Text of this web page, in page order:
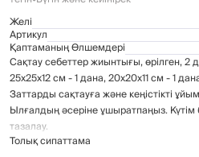
Желі
Артикул
Қаптаманың Өлшемдері
Сақтау себеттер жиынтығы, өрілген,
25х25х12 см - 1 дана, 20х20х11 см - 1
Заттарды сақтауға және кеңістікті
Ылғалдың әсеріне ұшыратпаңыз.
тазалау.
Толық сипаттама